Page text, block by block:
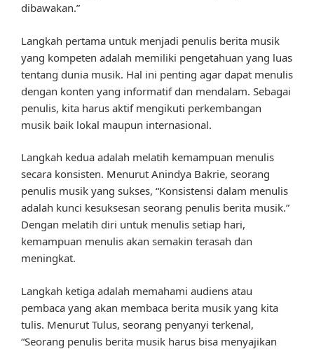
dibawakan.”
Langkah pertama untuk menjadi penulis berita musik
yang kompeten adalah memiliki pengetahuan yang luas
tentang dunia musik. Hal ini penting agar dapat menulis
dengan konten yang informatif dan mendalam. Sebagai
penulis, kita harus aktif mengikuti perkembangan
musik baik lokal maupun internasional.
Langkah kedua adalah melatih kemampuan menulis
secara konsisten. Menurut Anindya Bakrie, seorang
penulis musik yang sukses, “Konsistensi dalam menulis
adalah kunci kesuksesan seorang penulis berita musik.”
Dengan melatih diri untuk menulis setiap hari,
kemampuan menulis akan semakin terasah dan
meningkat.
Langkah ketiga adalah memahami audiens atau
pembaca yang akan membaca berita musik yang kita
tulis. Menurut Tulus, seorang penyanyi terkenal,
“Seorang penulis berita musik harus bisa menyajikan